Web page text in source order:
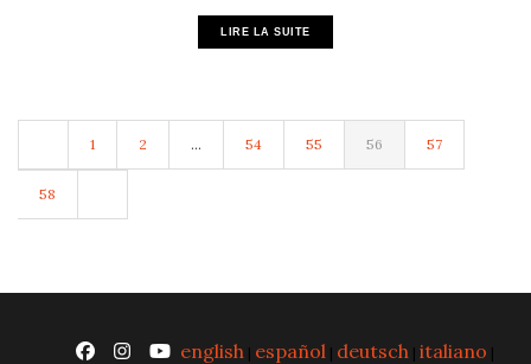
LIRE LA SUITE
1 2 … 54 55 56 57
58
english | español | deutsch |italiano |